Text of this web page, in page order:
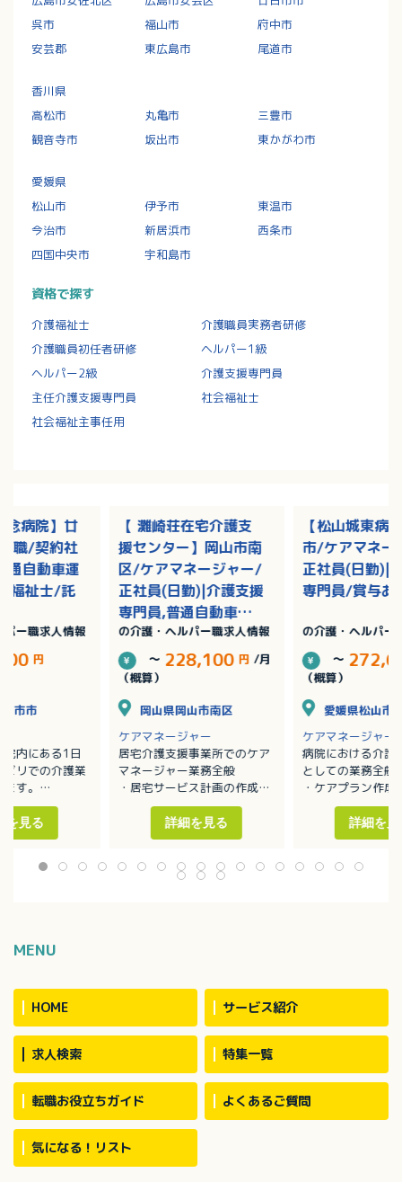
呉市
福山市
府中市
安芸郡
東広島市 尾道市
香川県
高松市
丸亀市
三豊市
観音寺市
坂出市 東かがわ市
愛媛県
松山市
伊予市
東温市
今治市
新居浜市
西条市
四国中央市
宇和島市
資格で探す
介護福祉士
介護職員実務者研修
介護職員初任者研修
ヘルパー1級
ヘルパー2級
介護支援専門員
主任介護支援専門員
社会福祉士
社会福祉主事任用
【 灘崎荘在宅介護支
援センター】岡山市南
区/ケアマネージャー/
正社員(日勤)|介護支援
専門員,普通自動車運
転免許/残業なし
の介護・ヘルパー職求人情報
～ 228,100 円 /月
（概算）
岡山県岡山市南区
ケアマネージャー
居宅介護支援事業所でのケア
マネージャー業務全般
・居宅サービス計画の作成
・利用者の実態把握
・担当者会議の開催
・適切な居宅介護サービス提
詳細を見る
【松山城東病
市/ケアマネー
正社員(日勤)|
専門員/賞与あ
の介護・ヘルパー
～
（概算）
愛媛県松山市
ケアマネージャー
病院における介護
としての業務全般
・ケアプラン作成
・モニタリング業
・介護保険の申
詳細を見
念病院】廿
職/契約社
通自動車運
福祉士/託
ー職求人情報
円
市市
内にある1日
リでの介護業
す。
い業務
排泄・入浴介
を見る
MENU
HOME サービス紹介
求人検索 特集一覧
転職お役立ちガイド よくあるご質問
気になる！リスト